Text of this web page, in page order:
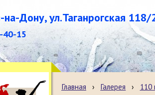
на-Дону, ул.Таганрогская 118/
40-15
Главная › Галерея › 110